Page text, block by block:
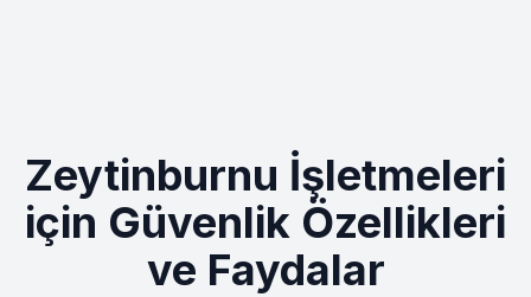
Zeytinburnu İşletmeleri
için Güvenlik Özellikleri
ve Faydalar